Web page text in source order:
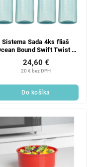
Sistema Sada 4ks fliaš
Bound Swift Twist n
Sip 480 ml, mätová
20 € bez DPH
24,60 €
Do košíka